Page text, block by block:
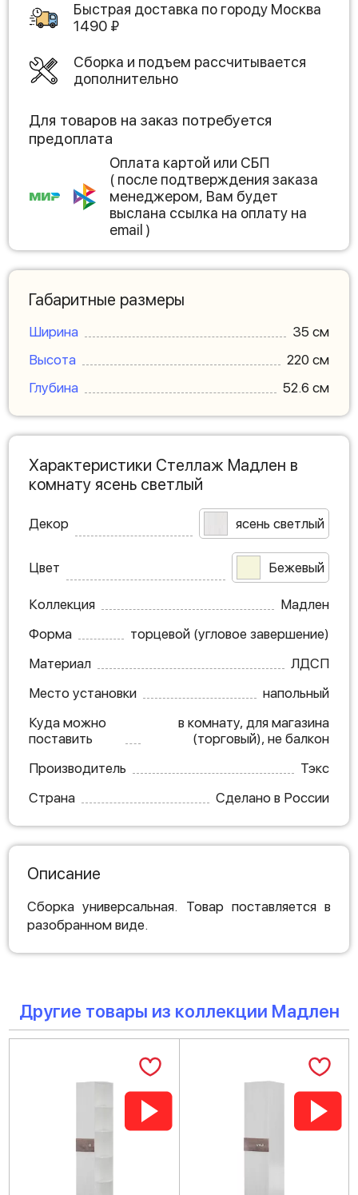
Быстрая доставка по городу Москва
1490 ₽
Сборка и подъем рассчитывается
дополнительно
Для товаров на заказ потребуется
предоплата
Оплата картой или СБП
( после подтверждения заказа
менеджером, Вам будет
выслана ссылка на оплату на
email )
Габаритные размеры
Ширина
35 см
Высота
220 см
Глубина
52.6 см
Характеристики Стеллаж Мадлен в
комнату ясень светлый
Декор ясень светлый
Цвет Бежевый
Коллекция
Мадлен
Форма
торцевой (угловое завершение)
Материал
ЛДСП
Место установки
напольный
Куда можно
поставить
в комнату, для магазина
(торговый), не балкон
Производитель
Тэкс
Страна
Сделано в России
Описание
Сборка универсальная. Товар поставляется в
разобранном виде.
Другие товары из коллекции Мадлен